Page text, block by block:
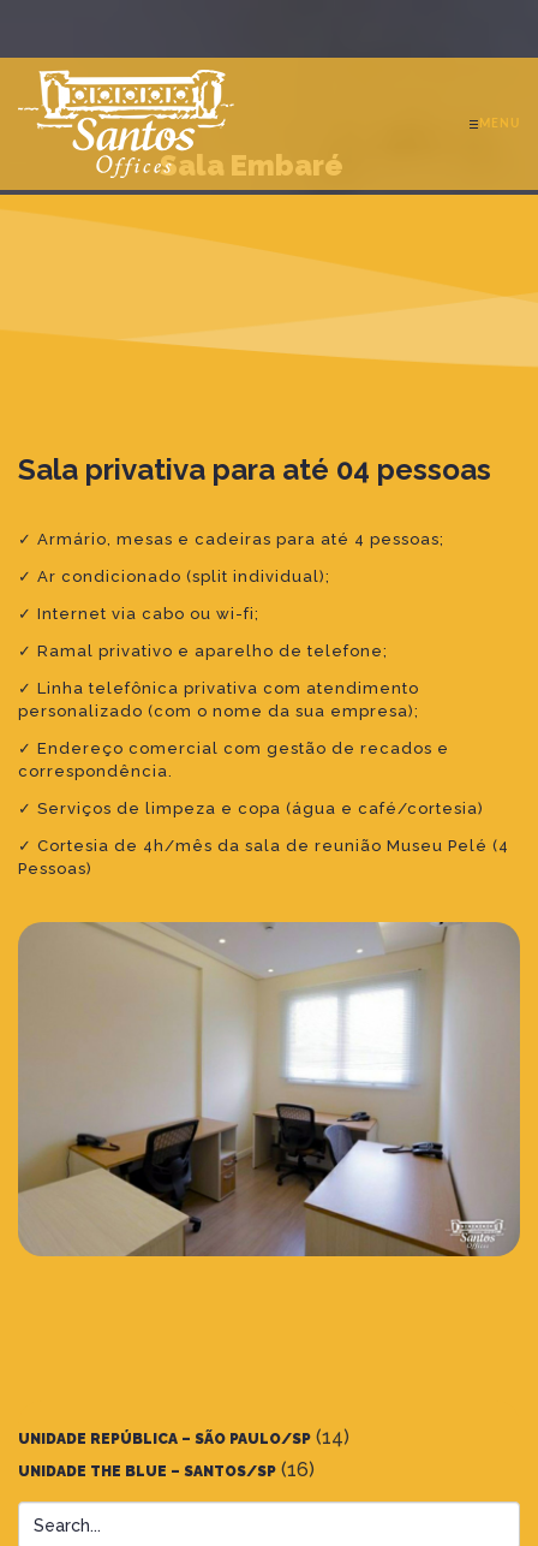
MENU
Sala Embaré
Sala privativa para até 04 pessoas
✓ Armário, mesas e cadeiras para até 4 pessoas;
✓ Ar condicionado (split individual);
✓ Internet via cabo ou wi-fi;
✓ Ramal privativo e aparelho de telefone;
✓ Linha telefônica privativa com atendimento
personalizado (com o nome da sua empresa);
✓ Endereço comercial com gestão de recados e
correspondência.
✓ Serviços de limpeza e copa (água e café/cortesia)
✓ Cortesia de 4h/mês da sala de reunião Museu Pelé (4
Pessoas)
UNIDADE REPÚBLICA – SÃO PAULO/SP (14)
UNIDADE THE BLUE – SANTOS/SP (16)